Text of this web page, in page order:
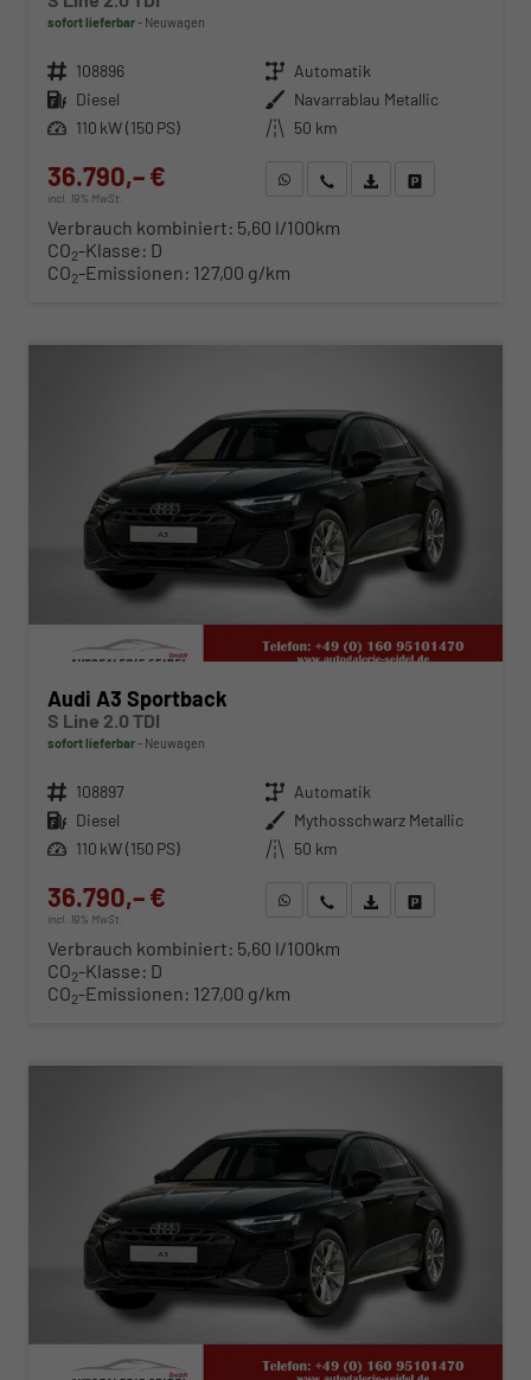
sofort lieferbar Neuwagen
Fahrzeugnr. 108896 Getriebe Automatik
Kraftstoff Diesel Außenfarbe Navarrablau Metallic
Leistung 110 kW (150 PS) Kilometerstand 50 km
36.790,– €
incl. 19% MwSt.
WhatsApp anfragen
Wir rufen Sie anFahrzeugexposé (PDF)
Verbrauch kombiniert: 5,60 l/100km
CO2-Klasse: D
CO2-Emissionen: 127,00 g/km
Audi A3 Sportback
S Line 2.0 TDI
sofort lieferbar Neuwagen
Fahrzeugnr. 108897 Getriebe Automatik
Kraftstoff Diesel Außenfarbe Mythosschwarz Metallic
Leistung 110 kW (150 PS) Kilometerstand 50 km
36.790,– €
incl. 19% MwSt.
WhatsApp anfragen
Wir rufen Sie anFahrzeugexposé (PDF)
Verbrauch kombiniert: 5,60 l/100km
CO2-Klasse: D
CO2-Emissionen: 127,00 g/km